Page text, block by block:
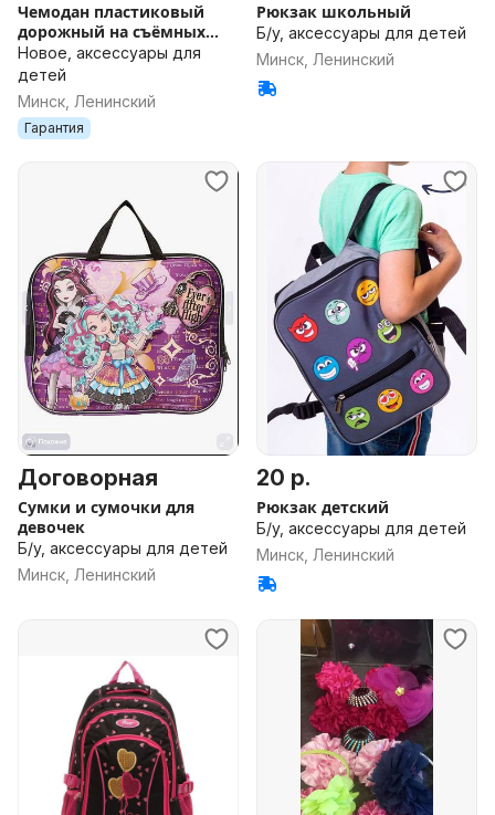
Чемодан пластиковый
дорожный на съёмных
колесах новый в Минске
ДОСТАВКА поликарбонат
чёрный
Новое, аксессуары для
детей
Минск, Ленинский
Гарантия
Рюкзак школьный
Б/у, аксессуары для детей
Минск, Ленинский
Договорная
Сумки и сумочки для
девочек
Б/у, аксессуары для детей
Минск, Ленинский
20 р.
Рюкзак детский
Б/у, аксессуары для детей
Минск, Ленинский